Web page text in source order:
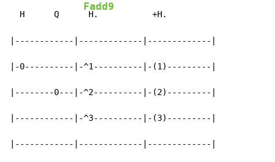
  H      Q
Fadd9
H.           +H.
|------------|-------------|-------------|
|-0----------|-^1----------|-(1)---------|
|--------0---|-^2----------|-(2)---------|
|------------|-^3----------|-(3)---------|
|------------|-------------|-------------|